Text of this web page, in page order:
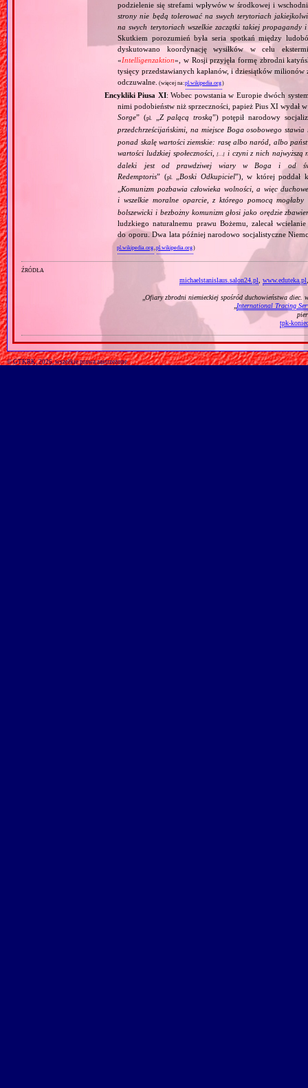
podzielenie się strefami wpływów w środkowej i
strony nie będą tolerować na swych terytoriach
na swych terytoriach wszelkie zaczątki takiej
Skutkiem porozumień była seria spotkań między
dyskutowano koordynację wysiłków w celu
«Intelligenzaktion», w Rosji przyjęła formę zbrodni
tysięcy przedstawianych kapłanów, i dziesiątków
odczuwalne. (więcej na:pl.wikipedia.org)
Encykliki Piusa XI: Wobec powstania w Europie dwóch
nimi podobieństw niż sprzeczności, papież Pius XI
Sorge” (pl. „Z palącą troską”) potępił narodowy
przedchrześcijańskimi, na miejsce Boga osobowego
ponad skalę wartości ziemskie: rasę albo naród, albo
wartości ludzkiej społeczności,[…] i czyni z nich najwyższą
daleki jest od prawdziwej wiary w Boga i od
Redemptoris” (pl.„Boski Odkupiciel”), w której poddał
„Komunizm pozbawia człowieka wolności, a więc
i wszelkie moralne oparcie, z którego pomocą
bolszewicki i bezbożny komunizm głosi jako orędzie
ludzkiego naturalnemu prawu Bożemu, zalecał
do oporu. Dwa lata później narodowo socjalistyczne
pl.wikipedia.org,pl.wikipedia.org)
źródła
michaelstanislaus.salon24.pl, www.eduteka.pl
„Ofiary zbrodni niemieckiej spośród duchowieństwa diec.
„International Tracing
tpk-
© GTKRK, 2026, wszelkie prawa zastrzeżone